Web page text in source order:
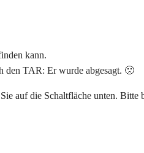
kann.
den TAR: Er wurde abgesagt. 🙁
auf die Schaltfläche unten. Bitte